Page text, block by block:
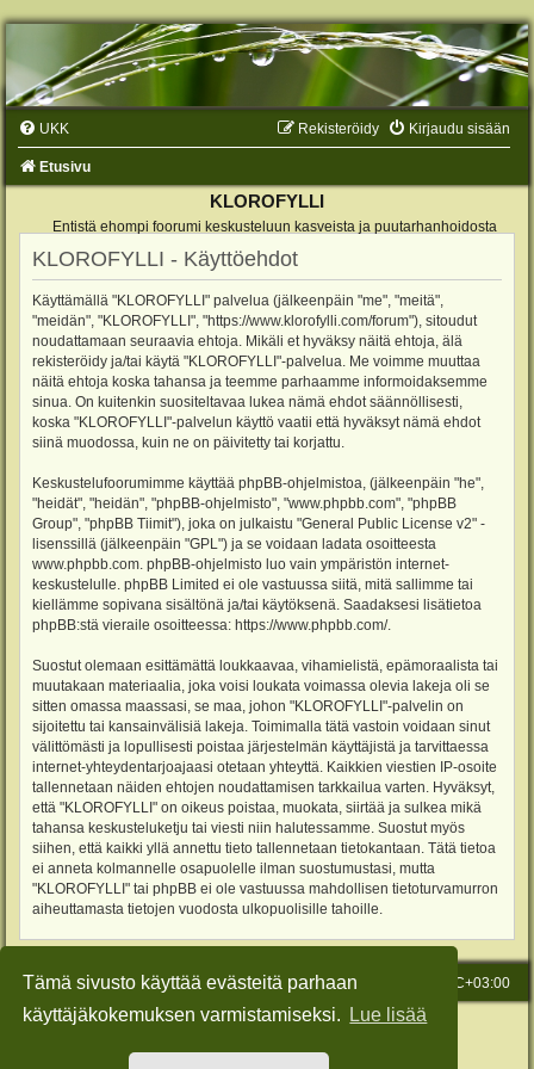
Tämä sivusto käyttää evästeitä parhaan
käyttäjäkokemuksen varmistamiseksi.
Lue lisää
UKK Kirjaudu sisään
Rekisteröidy
Etusivu
KLOROFYLLI
Entistä ehompi foorumi keskusteluun kasveista ja puutarhanhoidosta
KLOROFYLLI - Käyttöehdot
Käyttämällä "KLOROFYLLI" palvelua (jälkeenpäin "me", "meitä",
"meidän", "KLOROFYLLI", "https://www.klorofylli.com/forum"), sitoudut
noudattamaan seuraavia ehtoja. Mikäli et hyväksy näitä ehtoja, älä
rekisteröidy ja/tai käytä "KLOROFYLLI"-palvelua. Me voimme muuttaa
näitä ehtoja koska tahansa ja teemme parhaamme informoidaksemme
sinua. On kuitenkin suositeltavaa lukea nämä ehdot säännöllisesti,
koska "KLOROFYLLI"-palvelun käyttö vaatii että hyväksyt nämä ehdot
siinä muodossa, kuin ne on päivitetty tai korjattu.
Keskustelufoorumimme käyttää phpBB-ohjelmistoa, (jälkeenpäin "he",
"heidät", "heidän", "phpBB-ohjelmisto", "www.phpbb.com", "phpBB
Group", "phpBB Tiimit"), joka on julkaistu "General Public License v2" -
lisenssillä (jälkeenpäin "GPL") ja se voidaan ladata osoitteesta
www.phpbb.com . phpBB-ohjelmisto luo vain ympäristön internet-
keskustelulle. phpBB Limited ei ole vastuussa siitä, mitä sallimme tai
kiellämme sopivana sisältönä ja/tai käytöksenä. Saadaksesi lisätietoa
phpBB:stä vieraile osoitteessa: https://www.phpbb.com/.
Suostut olemaan esittämättä loukkaavaa, vihamielistä, epämoraalista tai
muutakaan materiaalia, joka voisi loukata voimassa olevia lakeja oli se
sitten omassa maassasi, se maa, johon "KLOROFYLLI"-palvelin on
sijoitettu tai kansainvälisiä lakeja. Toimimalla tätä vastoin voidaan sinut
välittömästi ja lopullisesti poistaa järjestelmän käyttäjistä ja tarvittaessa
internet-yhteydentarjoajaasi otetaan yhteyttä. Kaikkien viestien IP-osoite
tallennetaan näiden ehtojen noudattamisen tarkkailua varten. Hyväksyt,
että "KLOROFYLLI" on oikeus poistaa, muokata, siirtää ja sulkea mikä
tahansa keskusteluketju tai viesti niin halutessamme. Suostut myös
siihen, että kaikki yllä annettu tieto tallennetaan tietokantaan. Tätä tietoa
ei anneta kolmannelle osapuolelle ilman suostumustasi, mutta
"KLOROFYLLI" tai phpBB ei ole vastuussa mahdollisen tietoturvamurron
aiheuttamasta tietojen vuodosta ulkopuolisille tahoille.
Etusivu Kaikki ajat ovat UTC+03:00
Viesti Ylläpidolle
Keskustelufoorumin ohjelmistophpBB® Forum Software © phpBB Limited